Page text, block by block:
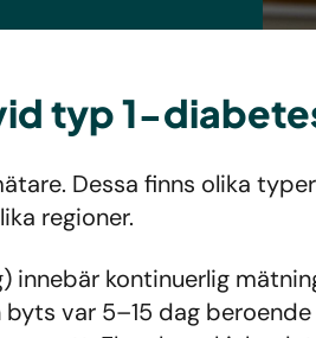
typ 1-
Dessa finns olika
regioner.
innebär kontinuerlig
var 5–15 dag